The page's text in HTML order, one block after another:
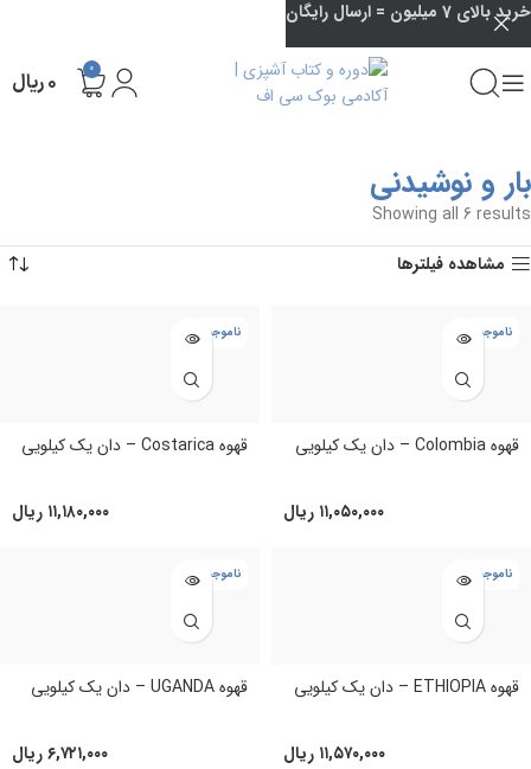
0 ۰ریال
بار و نوشیدنی
Showing all 6 results
مشاهده فیلترها
ناموجود
قهوه Colombia – دان یک کیلویی
۱۱,۰۵۰,۰۰۰ ریال
ناموجود
قهوه Costarica – دان یک کیلویی
۱۱,۱۸۰,۰۰۰ ریال
ناموجود
قهوه ETHIOPIA – دان یک کیلویی
۱۱,۵۷۰,۰۰۰ ریال
ناموجود
قهوه UGANDA – دان یک کیلویی
۶,۷۲۱,۰۰۰ریال
خرید بالای 7 میلیون = ارسال رایگان